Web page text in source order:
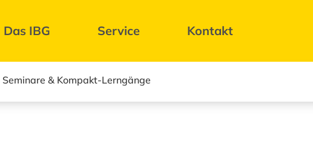
Seminare & Kompakt-Lerngänge
Das IBG Service Kontakt